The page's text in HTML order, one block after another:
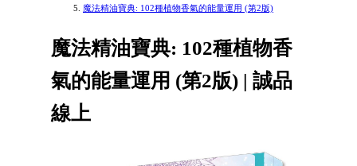
魔法精油寶典: 102種植物香氣的能量運用 (第2版)
魔法精油寶典: 102種植物香
氣的能量運用 (第2版) | 誠品
線上